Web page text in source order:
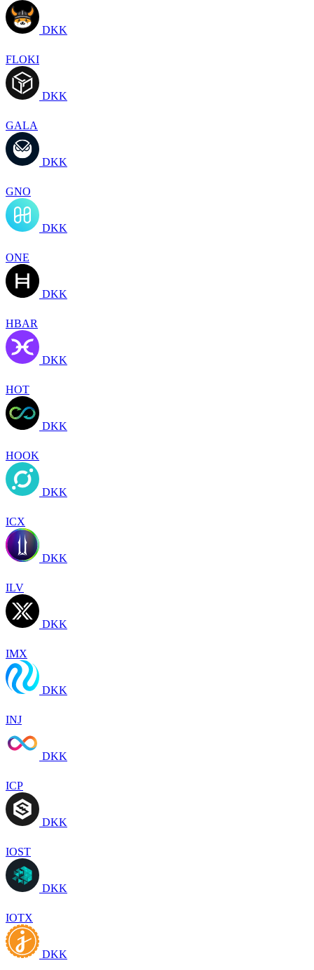
DKK
FLOKI
DKK
GALA
DKK
GNO
DKK
ONE
DKK
HBAR
DKK
HOT
DKK
HOOK
DKK
ICX
DKK
ILV
DKK
IMX
DKK
INJ
DKK
ICP
DKK
IOST
DKK
IOTX
DKK